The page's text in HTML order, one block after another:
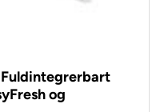
Fuldintegrerbart
og